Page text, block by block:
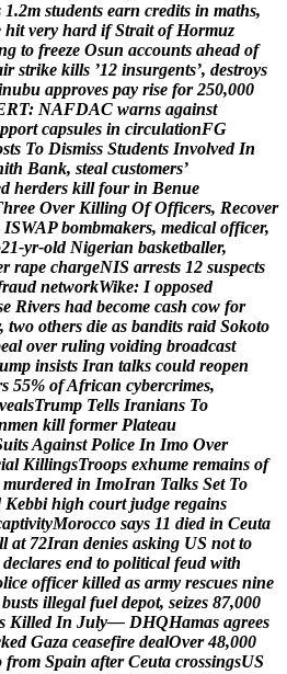
1.2m students earn credits in maths,
hit very hard if Strait of Hormuz
g to freeze Osun accounts ahead of
ir strike kills ’12 insurgents’, destroys
nubu approves pay rise for 250,000
RT: NAFDAC warns against
pport capsules in circulationFG
sts To Dismiss Students Involved In
ith Bank, steal customers’
d herders kill four in Benue
hree Over Killing Of Officers, Recover
ISWAP bombmakers, medical officer,
21-yr-old Nigerian basketballer,
r rape chargeNIS arrests 12 suspects
raud networkWike: I opposed
e Rivers had become cash cow for
, two others die as bandits raid Sokoto
eal over ruling voiding broadcast
ump insists Iran talks could reopen
s 55% ofAfrican cybercrimes,
vealsTrump Tells Iranians To
men kill former Plateau
uitsAgainst Police In Imo Over
ial KillingsTroops exhume remains of
murdered in ImoIran Talks Set To
Kebbi high court judge regains
aptivityMorocco says 11 died in Ceuta
ll at 72Iran denies asking US not to
declares end to political feud with
lice officer killed as army rescues nine
busts illegal fuel depot, seizes 87,000
s Killed In July— DHQHamas agrees
ked Gaza ceasefire dealOver 48,000
from Spain after Ceuta crossingsUS